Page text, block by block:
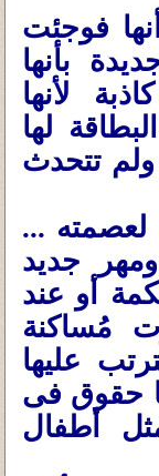
فوجئت
بأنها
لأنها
لها
ولم تتحدث
لعصمته ...
جديد
أو عند
مُساكنة
عليها
حقوق فى
أطفال